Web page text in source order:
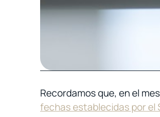
Recordamos que, en el
fechas establecidas por el